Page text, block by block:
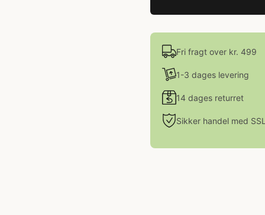
Fri fragt over kr. 499
1-3 dages levering
14 dages returret
Sikker handel med